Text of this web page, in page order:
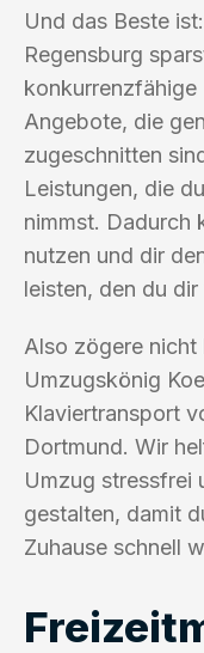
Und das Beste
Regensburg
konkurrenzfähige
Angebote, die
zugeschnitten
Leistungen, die
nimmst. Dadurch
nutzen und dir
leisten, den du
Also zögere
Umzugskönig
Klaviertransport
Dortmund. Wir
Umzug stressfrei
gestalten, damit
Zuhause schnell